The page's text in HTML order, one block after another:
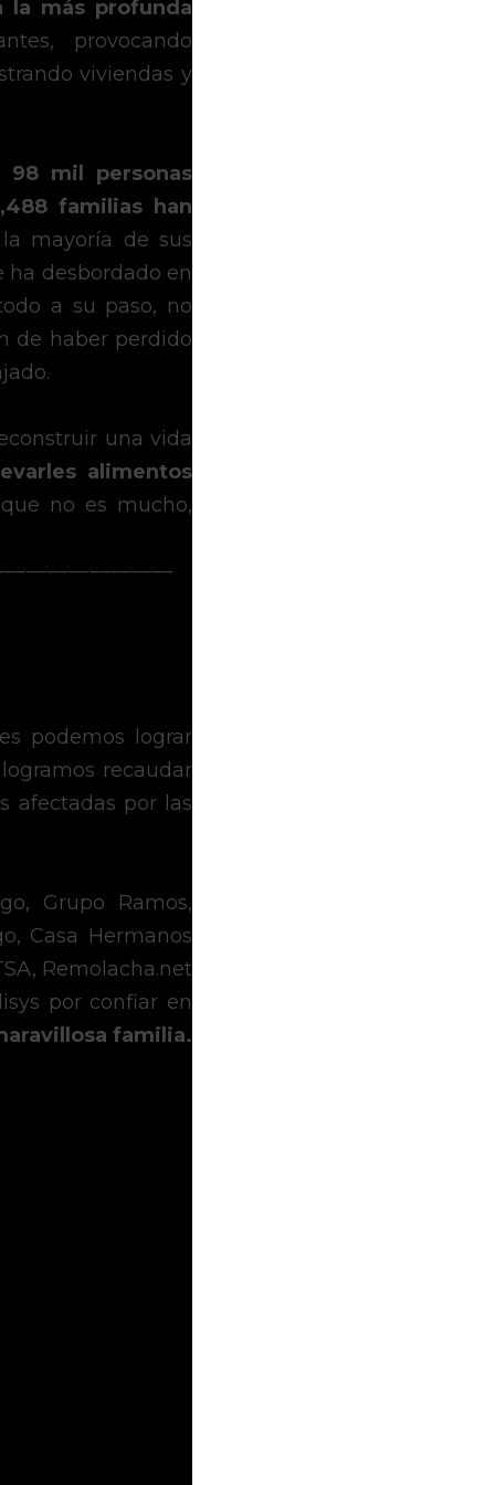
la más profunda
provocando
viviendas y
98 mil personas
familias han
mayoría de sus
ha desbordado en
a su paso, no
de haber perdido
una vida
alimentos
no es mucho,
— — — — — — — —
podemos lograr
afectadas por las
Grupo Ramos,
Casa Hermanos
Remolacha.net
por confiar en
familia.